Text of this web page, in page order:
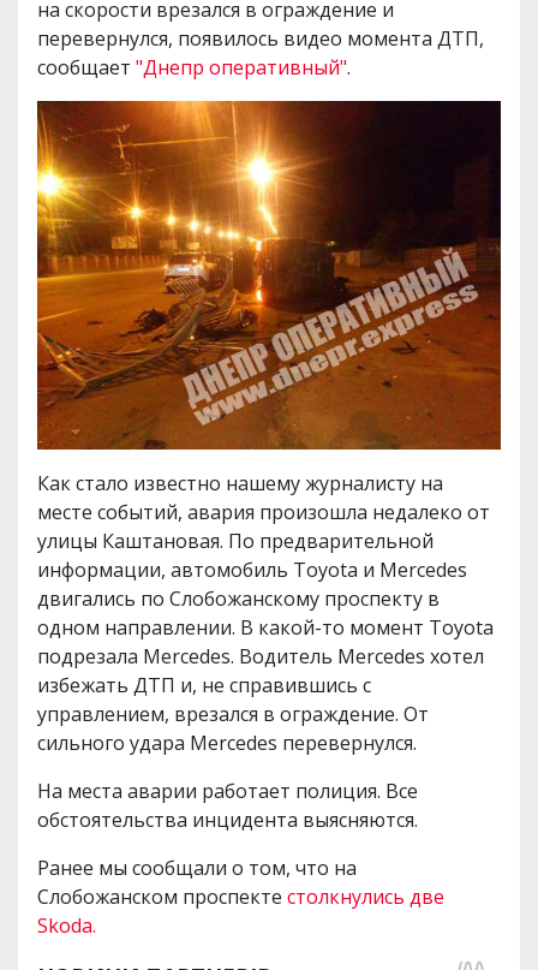
на скорости врезался в ограждение и
перевернулся, появилось видео момента ДТП,
сообщает "Днепр оперативный".
Как стало известно нашему журналисту на
месте событий, авария произошла недалеко от
улицы Каштановая. По предварительной
информации, автомобиль Toyota и Mercedes
двигались по Слобожанскому проспекту в
одном направлении. В какой-то момент Toyota
подрезала Mercedes. Водитель Mercedes хотел
избежать ДТП и, не справившись с
управлением, врезался в ограждение. От
сильного удара Mercedes перевернулся.
На места аварии работает полиция. Все
обстоятельства инцидента выясняются.
Ранее мы сообщали о том, что на
Слобожанском проспекте столкнулись две
Skoda.